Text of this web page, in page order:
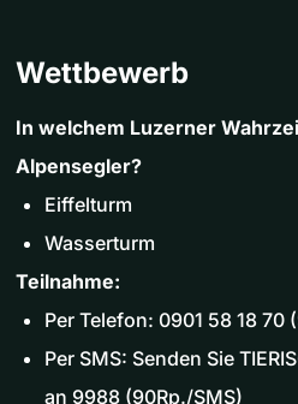
Wettbewerb
In welchem Luzerner
Alpensegler?
Eiffelturm
Wasserturm
Teilnahme:
Per Telefon: 0901 58 18 70
Per SMS: Senden Sie
an 9988 (90Rp./SMS)